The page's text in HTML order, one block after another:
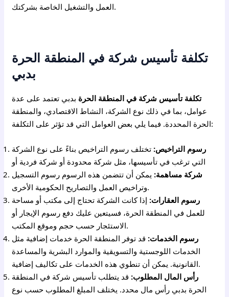
العمل والتشغيل الخاصة بشركتك.
تكلفة تأسيس شركة في المنطقة الحرة
بدبي
تكلفة تأسيس شركة في المنطقة الحرة بدبي تعتمد على عدة
عوامل، بما في ذلك نوع الشركة، النشاط الاقتصادي، والمنطقة
الحرة المحددة. فيما يلي بعض العوامل التي قد تؤثر على التكلفة:
رسوم التراخيص: تختلف رسوم التراخيص بناءً على نوع الشركة
التي ترغب في تأسيسها، مثل شركة محدودة أو شركة فردية أو
شركة مساهمة: يمكن أن تتضمن هذه الرسوم رسوم التسجيل
وتراخيص العمل والتصاريح الحكومية الأخرى.
رسوم العقارات: إذا كانت الشركة تحتاج إلى مكتب أو مساحة
للعمل في المنطقة الحرة، فسيتعين عليك دفع رسوم الإيجار أو
الاستئجار حسب حجم وموقع المكتب.
رسوم الخدمات: قد توفر المنطقة الحرة خدمات إضافية مثل
الخدمات اللوجستية والتسويقية والموارد البشرية والمساعدة
القانونية. يمكن أن تنطوي هذه الخدمات على تكاليف إضافية.
رأس المال المطلوب: قد يتطلب تأسيس شركة في المنطقة
الحرة بدبي رأس مال محدد. يختلف المبلغ المطلوب حسب نوع